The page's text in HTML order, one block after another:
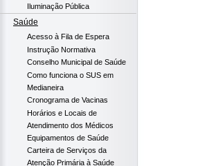
Iluminação Pública
Saúde
Acesso à Fila de Espera
Instrução Normativa
Conselho Municipal de Saúde
Como funciona o SUS em
Medianeira
Cronograma de Vacinas
Horários e Locais de
Atendimento dos Médicos
Equipamentos de Saúde
Carteira de Serviços da
Atenção Primária à Saúde